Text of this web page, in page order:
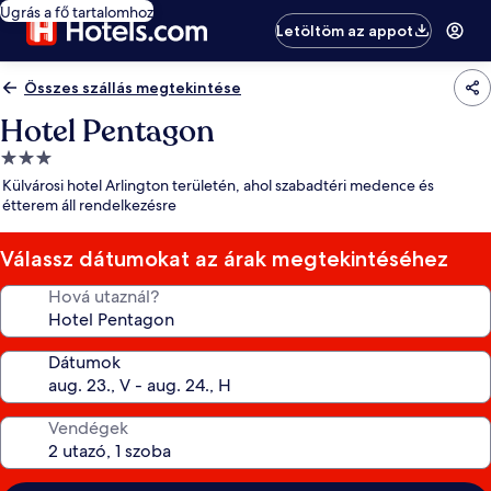
Ugrás a fő tartalomhoz
Letöltöm az appot
Összes szállás megtekintése
Hotel Pentagon
3.0
csillagos
szálláshely
Külvárosi hotel Arlington területén, ahol szabadtéri medence és
étterem áll rendelkezésre
Válassz dátumokat az árak megtekintéséhez
Hová utaznál?
Dátumok
Vendégek